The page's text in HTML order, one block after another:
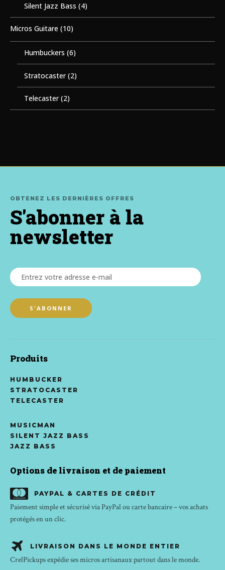
Silent Jazz Bass (4)
Micros Guitare (10)
Humbuckers (6)
Stratocaster (2)
Telecaster (2)
OBTENEZ LES DERNIÈRES OFFRES
S'abonner à la
newsletter
Produits
HUMBUCKER
STRATOCASTER
TELECASTER
MUSICMAN
SILENT JAZZ BASS
JAZZ BASS
Options de livraison et de paiement
PAYPAL & CARTES DE CRÉDIT
Paiement simple et sécurisé via PayPal ou carte bancaire – vos achats
protégés en un clic.
LIVRAISON DANS LE MONDE ENTIER
CrelPickups expédie ses micros artisanaux partout dans le monde.